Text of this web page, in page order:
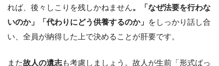
れば、後々しこりを残しかねません。「なぜ法要を行わな
いのか」「代わりにどう供養するのか」 をしっかり話し合
い、全員が納得した上で決めることが肝要です。
また故人の遺志も考慮しましょう。故人が生前「形式ばっ